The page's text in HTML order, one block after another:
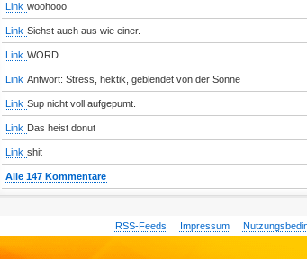
Link woohooo
Link Siehst auch aus wie einer.
Link WORD
Link Antwort: Stress, hektik, geblendet von der Sonne
Link Sup nicht voll aufgepumt.
Link Das heist donut
Link shit
Alle 147 Kommentare
RSS-Feeds Impressum